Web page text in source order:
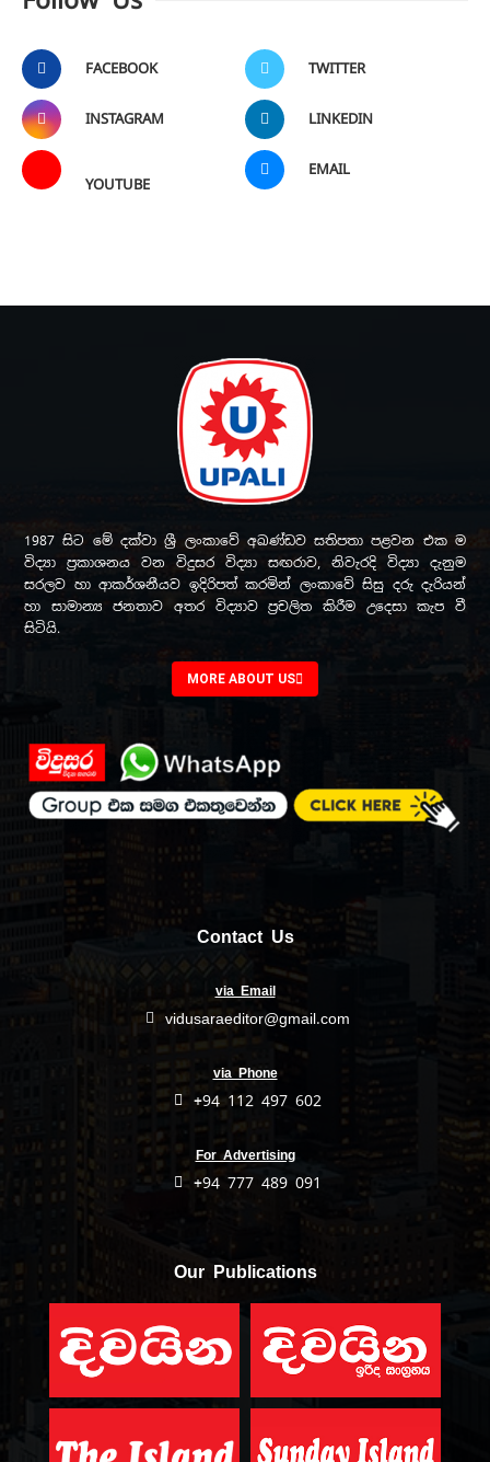
FACEBOOK TWITTER
INSTAGRAM LINKEDIN
YOUTUBE
EMAIL
1987 සිට මේ දක්වා ශ්‍රී ලංකාවේ අඛණ්ඩව සතිපතා පළවන එක ම
විද්‍යා ප්‍රකාශනය වන විදුසර විද්‍යා සඟරාව, නිවැරදි විද්‍යා දැනුම
සරලව හා ආකර්ශනීයව ඉදිරිපත් කරමින් ලංකාවේ සිසු දරු දැරියන්
හා සාමාන්‍ය ජනතාව අතර විද්‍යාව ප්‍රචලිත කිරීම උදෙසා කැප වී
සිටියි.
MORE ABOUT US
Contact Us
via Email
vidusaraeditor@gmail.com
via Phone
+94 112 497 602
For Advertising
+94 777 489 091
Our Publications